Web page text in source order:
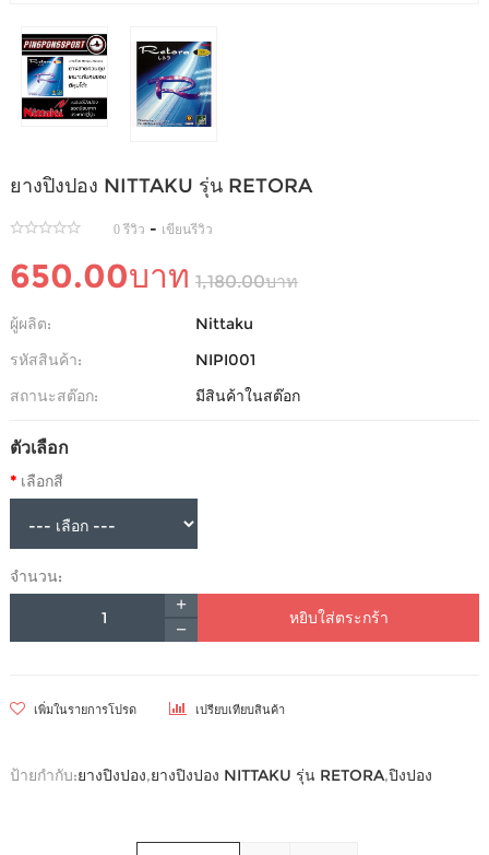
ยางปิงปอง NITTAKU รุ่น RETORA
0 รีวิว - เขียนรีวิว
650.00บาท 1,180.00บาท
ผู้ผลิต:
Nittaku
รหัสสินค้า:
NIPI001
สถานะสต๊อก:
มีสินค้าในสต๊อก
ตัวเลือก
เลือกสี
จำนวน:
หยิบใส่ตระกร้า
เพิ่มในรายการโปรด เปรียบเทียบสินค้า
ป้ายกำกับ:ยางปิงปอง,ยางปิงปอง NITTAKU รุ่น RETORA,ปิงปอง